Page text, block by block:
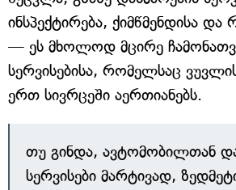
ინსპექტირება, ქიმწმენდისა და
— ეს მხოლოდ მცირე
სერვისებისა, რომელსაც
ერთ სივრცეში აერთიანებს.
თუ გინდა, ავტომობილთან
სერვისები მარტივად,